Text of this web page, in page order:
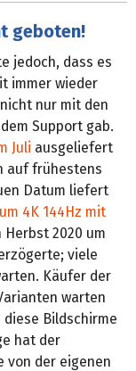
geboten!
jedoch, dass es
immer wieder
nur mit den
Support gab.
Juli ausgeliefert
auf frühestens
Datum liefert
4K 144Hz mit
2020 um
viele
Käufer der
warten
Bildschirme
hat der
von der eigenen